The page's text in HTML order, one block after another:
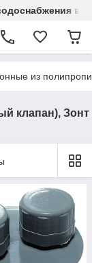
в
из
клапан), Зонт